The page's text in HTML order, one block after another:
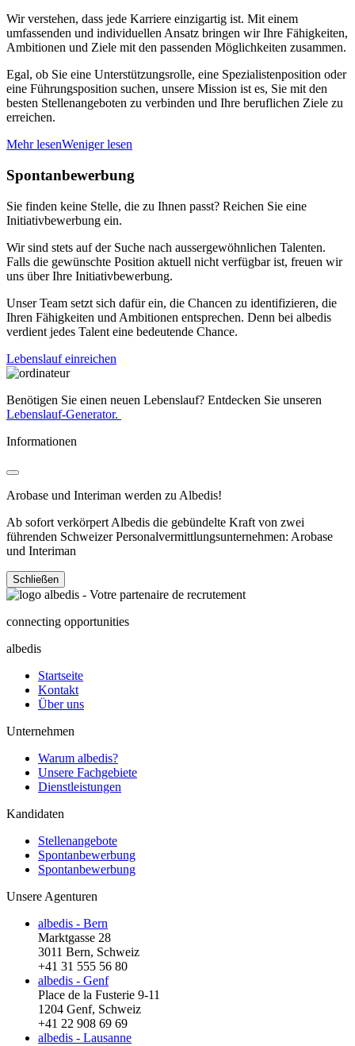
Wir verstehen, dass jede Karriere einzigartig ist. Mit einem
umfassenden und individuellen Ansatz bringen wir Ihre Fähigkeiten,
Ambitionen und Ziele mit den passenden Möglichkeiten zusammen.
Egal, ob Sie eine Unterstützungsrolle, eine Spezialistenposition oder
eine Führungsposition suchen, unsere Mission ist es, Sie mit den
besten Stellenangeboten zu verbinden und Ihre beruflichen Ziele zu
erreichen.
Mehr lesenWeniger lesen
Spontanbewerbung
Sie finden keine Stelle, die zu Ihnen passt? Reichen Sie eine
Initiativbewerbung ein.
Wir sind stets auf der Suche nach aussergewöhnlichen Talenten.
Falls die gewünschte Position aktuell nicht verfügbar ist, freuen wir
uns über Ihre Initiativbewerbung.
Unser Team setzt sich dafür ein, die Chancen zu identifizieren, die
Ihren Fähigkeiten und Ambitionen entsprechen. Denn bei albedis
verdient jedes Talent eine bedeutende Chance.
Lebenslauf einreichen
Benötigen Sie einen neuen Lebenslauf? Entdecken Sie unseren
Lebenslauf-Generator.
Informationen
Arobase und Interiman werden zu Albedis!
Ab sofort verkörpert Albedis die gebündelte Kraft von zwei
führenden Schweizer Personalvermittlungsunternehmen: Arobase
und Interiman
Schließen
connecting opportunities
albedis
Startseite
Kontakt
Über uns
Unternehmen
Warum albedis?
Unsere Fachgebiete
Dienstleistungen
Kandidaten
Stellenangebote
Spontanbewerbung
Spontanbewerbung
Unsere Agenturen
albedis - Bern
Marktgasse 28
3011 Bern, Schweiz
+41 31 555 56 80
albedis - Genf
Place de la Fusterie 9-11
1204 Genf, Schweiz
+41 22 908 69 69
albedis - Lausanne